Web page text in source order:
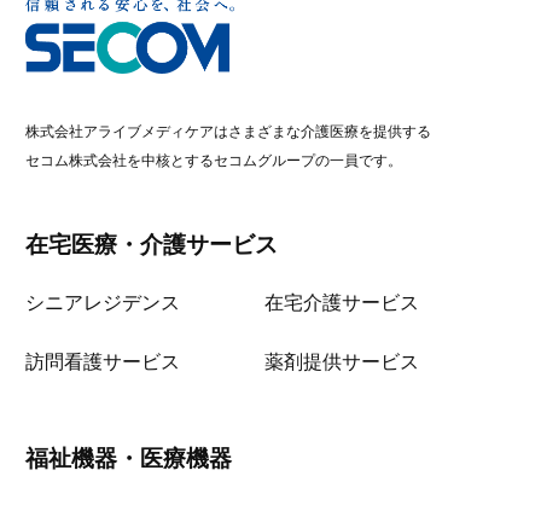
株式会社アライブメディケアはさまざまな介護医療を提供する
セコム株式会社を中核とするセコムグループの一員です。
在宅医療・介護サービス
シニアレジデンス 在宅介護サービス
訪問看護サービス 薬剤提供サービス
福祉機器・医療機器